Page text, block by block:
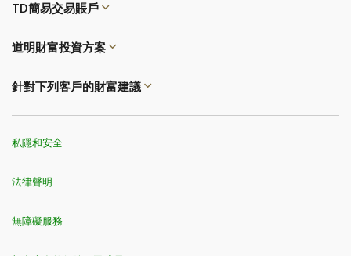
TD簡易交易賬戶
道明財富投資方案
針對下列客戶的財富建議
私隱和安全
法律聲明
無障礙服務